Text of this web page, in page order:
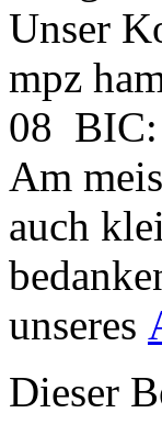
Unser
mpz
08
Am
auch
unseres
Dieser